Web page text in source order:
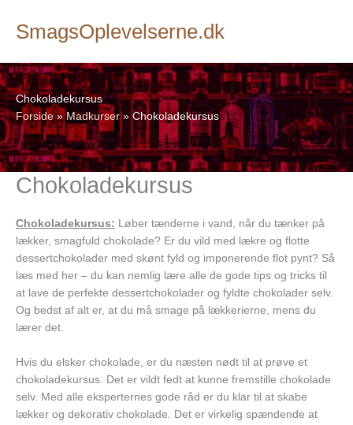
SmagsOplevelserne.dk
Chokoladekursus
Forside» Madkurser» Chokoladekursus
Chokoladekursus
Chokoladekursus: Løber tænderne i vand, når du tænker på
lækker, smagfuld chokolade? Er du vild med lækre og flotte
dessertchokolader med skønt fyld og imponerende flot pynt? Så
læs med her – du kan nemlig lære alle de gode tips og tricks til
at lave de perfekte dessertchokolader og fyldte chokolader selv.
Og bedst af alt er, at du må smage på lækkerierne, mens du
lærer det.
Hvis du elsker chokolade, er du næsten nødt til at prøve et
chokoladekursus. Det er vildt fedt at kunne fremstille chokolade
selv. Med alle eksperternes gode råd er du klar til at skabe
lækker og dekorativ chokolade. Det er virkelig spændende at